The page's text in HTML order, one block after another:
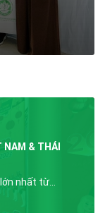
NAM & THÁI
nhất từ